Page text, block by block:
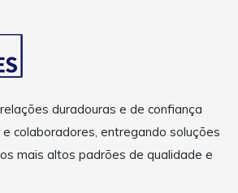
duradouras e de confiança
colaboradores, entregando soluções
mais altos padrões de qualidade e